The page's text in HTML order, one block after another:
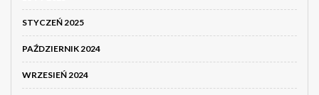
STYCZEŃ 2025
PAŹDZIERNIK 2024
WRZESIEŃ 2024